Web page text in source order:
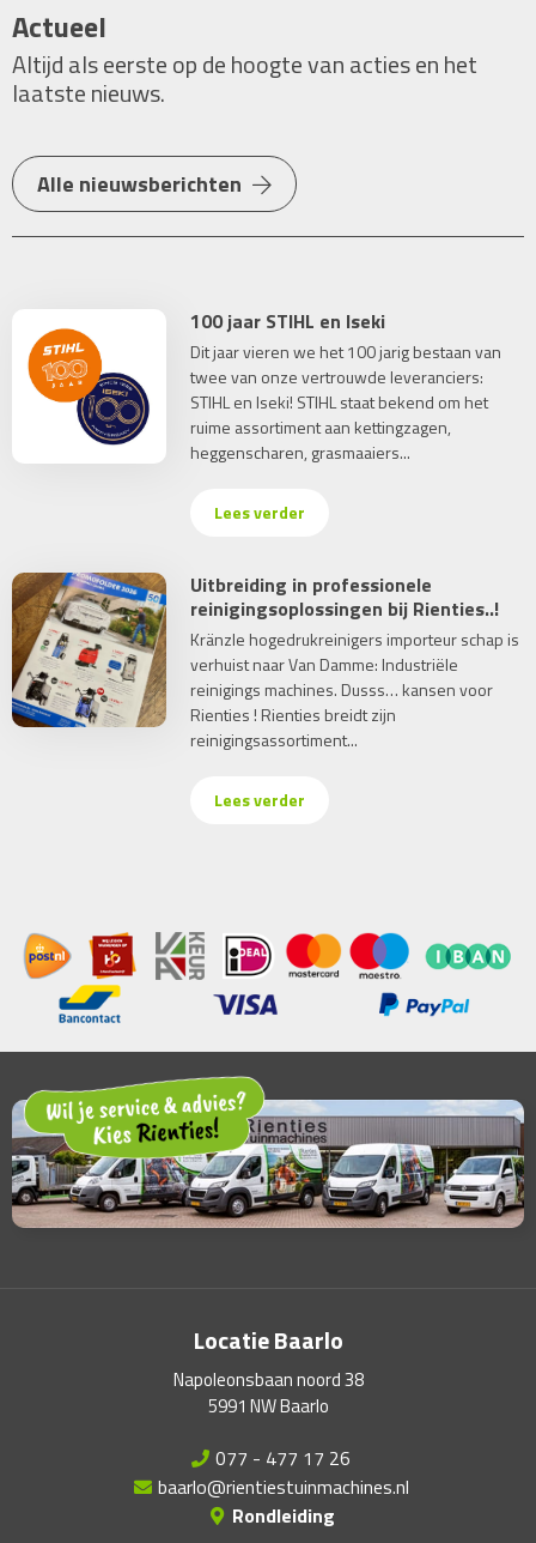
Actueel
Altijd als eerste op de hoogte van acties en het
laatste nieuws.
Alle nieuwsberichten
100 jaar STIHL en Iseki
Dit jaar vieren we het 100 jarig bestaan van
twee van onze vertrouwde leveranciers:
STIHL en Iseki! STIHL staat bekend om het
ruime assortiment aan kettingzagen,
heggenscharen, grasmaaiers...
Lees verder
Uitbreiding in professionele
reinigingsoplossingen bij Rienties..!
Kränzle hogedrukreinigers importeur schap is
verhuist naar Van Damme: Industriële
reinigings machines. Dusss… kansen voor
Rienties ! Rienties breidt zijn
reinigingsassortiment...
Lees verder
Locatie Baarlo
Napoleonsbaan noord 38
5991 NW Baarlo
077 - 477 17 26
baarlo@rientiestuinmachines.nl
Rondleiding